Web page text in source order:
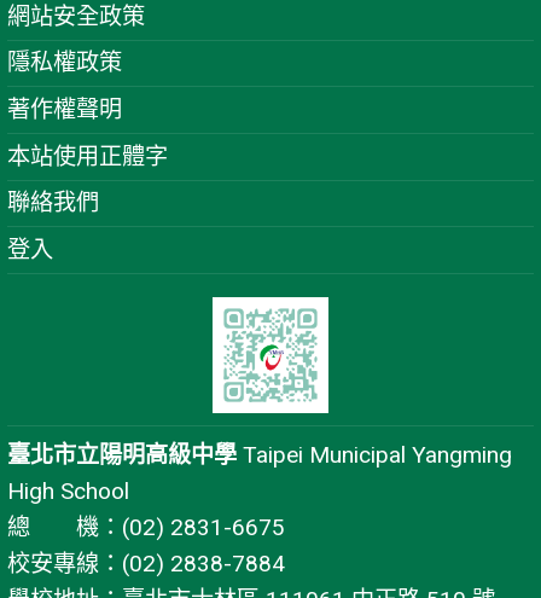
網站安全政策
隱私權政策
著作權聲明
本站使用正體字
聯絡我們
登入
臺北市立陽明高級中學 Taipei Municipal Yangming
High School
總 機：(02) 2831-6675
校安專線：(02) 2838-7884